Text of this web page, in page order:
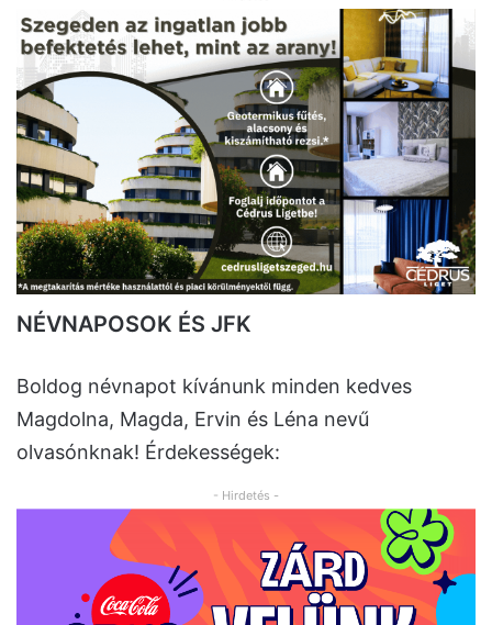
NÉVNAPOSOK ÉS JFK
Boldog névnapot kívánunk minden kedves
Magdolna, Magda, Ervin és Léna nevű
olvasónknak! Érdekességek:
- Hirdetés -